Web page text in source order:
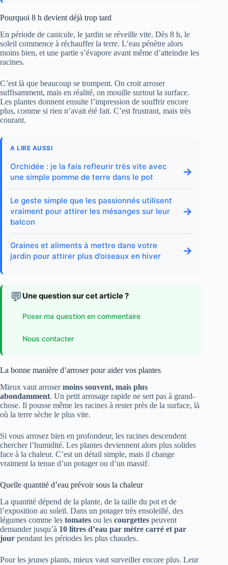
Pourquoi 8 h devient déjà trop tard
En période de canicule, le jardin se réveille vite. Dès 8 h, le
soleil commence à réchauffer la terre. L’eau pénètre alors
moins bien, et une partie s’évapore avant même d’atteindre les
racines.
C’est là que beaucoup se trompent. On croit arroser
suffisamment, mais en réalité, on mouille surtout la surface.
Les plantes donnent ensuite l’impression de souffrir encore
plus, comme si rien n’avait été fait. C’est frustrant, mais très
courant.
A LIRE AUSSI
Orchidée : je la fais refleurir très vite avec
une simple pomme de terre dans le pot
→
Le geste simple que les passionnés utilisent
vraiment pour attirer les mésanges sur leur
balcon
→
Graines et aliments à mettre dans votre
jardin pour attirer plus d’oiseaux en hiver
→
💬 Une question sur cet article ?
Poser ma question en commentaire
Nous contacter
La bonne manière d’arroser pour aider vos plantes
Mieux vaut arrosermoins souvent, mais plus
abondamment. Un petit arrosage rapide ne sert pas à grand-
chose. Il pousse même les racines à rester près de la surface, là
où la terre sèche le plus vite.
Si vous arrosez bien en profondeur, les racines descendent
chercher l’humidité. Les plantes deviennent alors plus solides
face à la chaleur. C’est un détail simple, mais il change
vraiment la tenue d’un potager ou d’un massif.
Quelle quantité d’eau prévoir sous la chaleur
La quantité dépend de la plante, de la taille du pot et de
l’exposition au soleil. Dans un potager très ensoleillé, des
légumes comme les tomates ou les courgettes peuvent
demander jusqu’à 10 litres d’eau par mètre carré et par
jour pendant les périodes les plus chaudes.
Pour les jeunes plants, mieux vaut surveiller encore plus. Leur